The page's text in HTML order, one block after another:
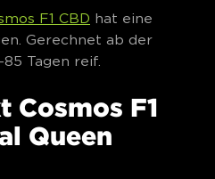
F1 CBD hat eine
Gerechnet ab der
Tagen reif.
Cosmos F1
Queen